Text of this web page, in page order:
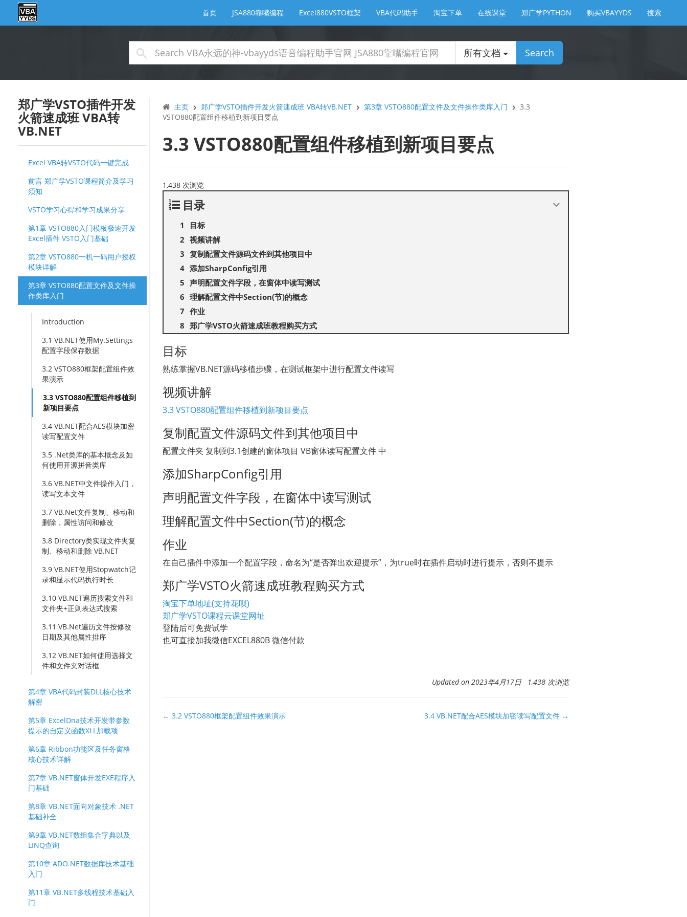
首页 JSA880靠嘴编程 Excel880VSTO框架 VBA代码助手 淘宝下单 在线课堂 郑广学PYTHON 购买VBAYYDS 搜索
所有文档 Search
郑广学VSTO插件开发
火箭速成班 VBA转
VB.NET
Excel VBA转VSTO代码一键完成
前言 郑广学VSTO课程简介及学习
须知
VSTO学习心得和学习成果分享
第1章 VSTO880入门模板极速开发
Excel插件 VSTO入门基础
第2章 VSTO880一机一码用户授权
模块详解
第3章 VSTO880配置文件及文件操
作类库入门
Introduction
3.1 VB.NET使用My.Settings
配置字段保存数据
3.2 VSTO880框架配置组件效
果演示
3.3 VSTO880配置组件移植到
新项目要点
3.4 VB.NET配合AES模块加密
读写配置文件
3.5 .Net类库的基本概念及如
何使用开源拼音类库
3.6 VB.NET中文件操作入门，
读写文本文件
3.7 VB.Net文件复制、移动和
删除，属性访问和修改
3.8 Directory类实现文件夹复
制、移动和删除 VB.NET
3.9 VB.NET使用Stopwatch记
录和显示代码执行时长
3.10 VB.NET遍历搜索文件和
文件夹+正则表达式搜索
3.11 VB.Net遍历文件按修改
日期及其他属性排序
3.12 VB.NET如何使用选择文
件和文件夹对话框
第4章 VBA代码封装DLL核心技术
解密
第5章 ExcelDna技术开发带参数
提示的自定义函数XLL加载项
第6章 Ribbon功能区及任务窗格
核心技术详解
第7章 VB.NET窗体开发EXE程序入
门基础
第8章 VB.NET面向对象技术 .NET
基础补全
第9章 VB.NET数组集合字典以及
LINQ查询
第10章 ADO.NET数据库技术基础
入门
第11章 VB.NET多线程技术基础入
门
主页 郑广学VSTO插件开发火箭速成班 VBA转VB.NET 第3章 VSTO880配置文件及文件操作类库入门
3.3
VSTO880配置组件移植到新项目要点
3.3 VSTO880配置组件移植到新项目要点
1,438 次浏览
目录
目标
视频讲解
复制配置文件源码文件到其他项目中
添加SharpConfig引用
声明配置文件字段，在窗体中读写测试
理解配置文件中Section(节)的概念
作业
郑广学VSTO火箭速成班教程购买方式
目标
熟练掌握VB.NET源码移植步骤，在测试框架中进行配置文件读写
视频讲解
3.3 VSTO880配置组件移植到新项目要点
复制配置文件源码文件到其他项目中
配置文件夹 复制到3.1创建的窗体项目 VB窗体读写配置文件 中
添加SharpConfig引用
声明配置文件字段，在窗体中读写测试
理解配置文件中Section(节)的概念
作业
在自己插件中添加一个配置字段，命名为“是否弹出欢迎提示”，为true时在插件启动时进行提示，否则不提示
郑广学VSTO火箭速成班教程购买方式
淘宝下单地址(支持花呗)
郑广学VSTO课程云课堂网址
登陆后可免费试学
也可直接加我微信EXCEL880B 微信付款
Updated on 2023年4月17日 1,438 次浏览
文
← 3.2 VSTO880框架配置组件效果演示 3.4 VB.NET配合AES模块加密读写配置文件 →